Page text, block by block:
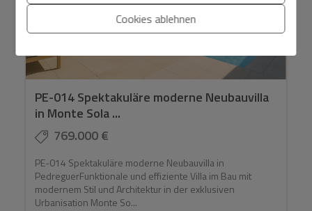
PE-014 Spektakuläre moderne Neubauvilla
in Monte Sola ...
769.000 €
PE-014 Spektakuläre moderne Neubauvilla in
PedreguerFunktionale und effiziente Villa im Bau mit
modernem Stil und Architektur in der exklusiven
Urbanisation Monte So...
Cookies ablehnen